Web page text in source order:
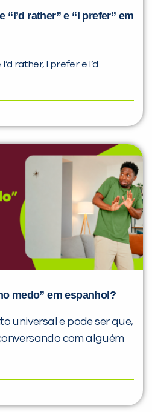
“I’d rather” e “I prefer” em
rather, I prefer e I’d
medo” em espanhol?
universal e pode ser que,
com alguém